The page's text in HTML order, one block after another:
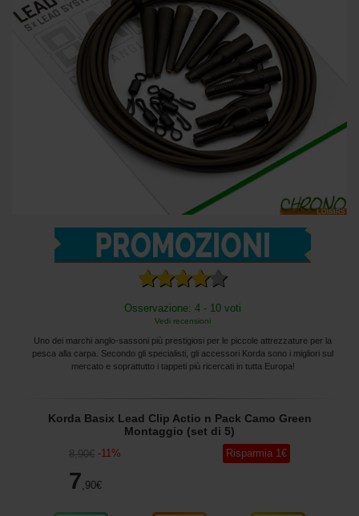
Osservazione: 4 - 10 voti
Vedi recensioni
Uno dei marchi anglo-sassoni più prestigiosi per le piccole attrezzature per la
pesca alla carpa. Secondo gli specialisti, gli accessori Korda sono i migliori sul
mercato e soprattutto i tappeti più ricercati in tutta Europa!
Korda Basix Lead Clip Actio n Pack Camo Green
Montaggio (set di 5)
8,90€ -11%
7 ,90€
Risparmia 1€